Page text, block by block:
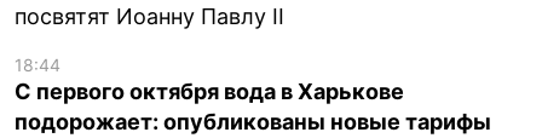
посвятят Иоанну Павлу II
18:44
С первого октября вода в Харькове
подорожает: опубликованы новые тарифы